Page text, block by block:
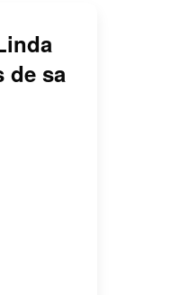
de sa